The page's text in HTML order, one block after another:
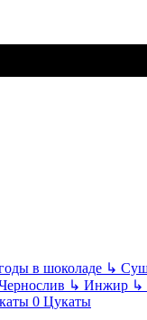
в шоколаде ↳
↳ Инжир ↳
Цукаты